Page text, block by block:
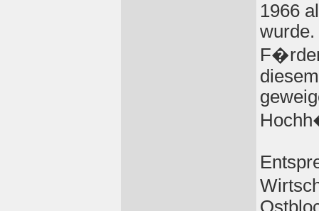
1966